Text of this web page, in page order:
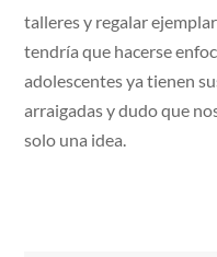
talleres y regalar
tendría que hacerse
adolescentes ya tienen
arraigadas y dudo que
solo una idea.